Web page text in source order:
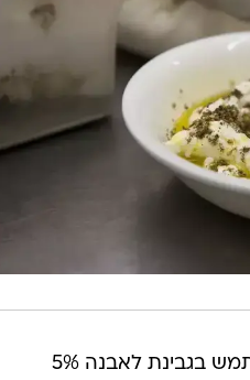
אפשרות נוספת היא להשתמש בגבינת לאבנה 5%